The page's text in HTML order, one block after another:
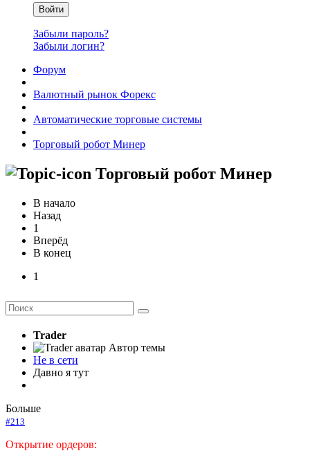
Войти
Забыли пароль?
Забыли логин?
Форум
Валютный рынок Форекс
Автоматические торговые системы
Торговый робот Минер
Торговый робот Минер
В начало
Назад
1
Вперёд
В конец
1
Trader
Автор темы
Не в сети
Давно я тут
Больше
#213
Открытие ордеров: